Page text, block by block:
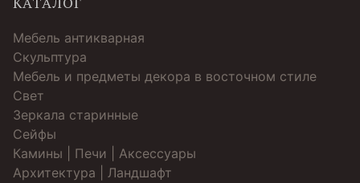
Мебель антикварная
Скульптура
Мебель и предметы декора в восточном стиле
Свет
Зеркала старинные
Cейфы
Камины | Печи | Аксессуары
Архитектура | Ландшафт